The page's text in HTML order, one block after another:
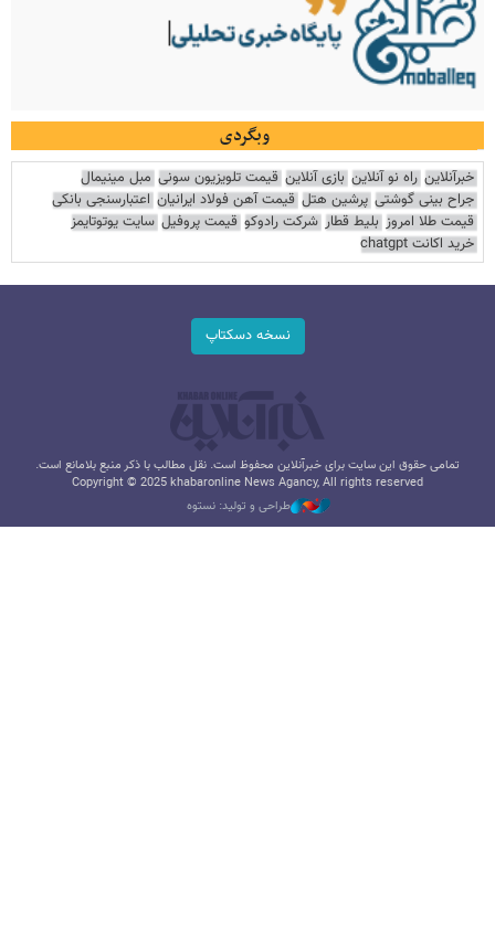
وبگردی
خبرآنلاین راه نو آنلاین بازی آنلاین قیمت تلویزیون سونی مبل مینیمال
جراح بینی گوشتی پرشین هتل قیمت آهن فولاد ایرانیان اعتبارسنجی بانکی
قیمت طلا امروز بلیط قطار شرکت رادوکو قیمت پروفیل سایت یوتوتایمز
خرید اکانت chatgpt
نسخه دسکتاپ
تمامی حقوق این سایت برای خبرآنلاین محفوظ است. نقل مطالب با ذکر منبع بلامانع است.
Copyright © 2025 khabaronline News Agancy, All rights reserved
طراحی و تولید: نستوه